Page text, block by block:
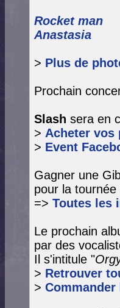
Rocket man
Anastasia
> Plus de
Prochain
Slash sera en
> Acheter vos
> Event
Gagner une
pour la
=> Toutes les
Le prochain
par des
Il s'intitule "
> Retrouver
>